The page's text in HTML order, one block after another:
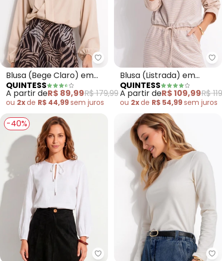
Quintess - Blusa (Bege Claro)
Blusa (Bege Claro) em
Crepe Plano
QUINTESS
A partir deR$ 89,99R$ 179,99
ou 2xde R$ 44,99sem juros
Blusa (Listrada) em
Malha Texturizada
QUINTESS
A partir deR$ 109,99R$
ou 2xde R$ 54,99sem juros
-40%
Quintess - Blusa (Off White)